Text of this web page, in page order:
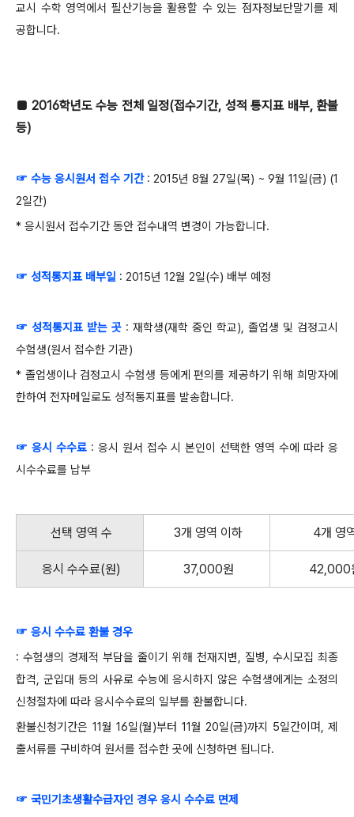
교시 수학 영역에서 필산기능을 활용할 수 있는 점자정보단말기를 제
공합니다.
​■ 2016학년도 수능 전체 일정(접수기간, 성적 통지표 배부, 환불
등)
☞ 수능 응시원서 접수 기간: 2015년 8월 27일(목) ~ 9월 11일(금) (1
2일간)
* 응시원서 접수기간 동안 접수내역 변경이 가능합니다.
☞ 성적통지표 배부일 : 2015년 12월 2일(수) 배부 예정
☞ 성적통지표 받는 곳 : 재학생(재학 중인 학교), 졸업생 및 검정고시
수험생(원서 접수한 기관)
* 졸업생이나 검정고시 수험생 등에게 편의를 제공하기 위해 희망자에
한하여 전자메일로도 성적통지표를 발송합니다.
☞ 응시 수수료: 응시 원서 접수 시 본인이 선택한 영역 수에 따라 응
시수수료를 납부
선택 영역 수 3개 영역 이하 4개 영
응시 수수료(원) 37,000원 42,000
☞ 응시 수수료 환불 경우
: 수험생의 경제적 부담을 줄이기 위해 천재지변, 질병, 수시모집 최종
합격, 군입대 등의 사유로 수능에 응시하지 않은 수험생에게는 소정의
신청절차에 따라 응시수수료의 일부를 환불합니다.
환불신청기간은 11월 16일(월)부터 11월 20일(금)까지 5일간이며, 제
출서류를 구비하여 원서를 접수한 곳에 신청하면 됩니다.
☞ 국민기초생활수급자인 경우 응시 수수료 면제